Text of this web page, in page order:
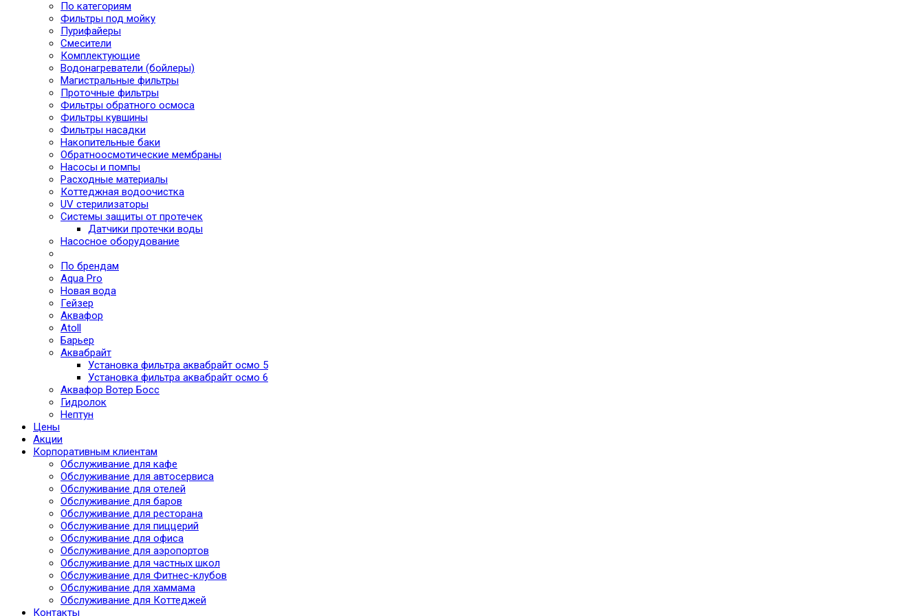
По категориям
Фильтры под мойку
Пурифайеры
Смесители
Комплектующие
Водонагреватели (бойлеры)
Магистральные фильтры
Проточные фильтры
Фильтры обратного осмоса
Фильтры кувшины
Фильтры насадки
Накопительные баки
Обратноосмотические мембраны
Насосы и помпы
Расходные материалы
Коттеджная водоочистка
UV стерилизаторы
Системы защиты от протечек
Датчики протечки воды
Насосное оборудование
По брендам
Aqua Pro
Новая вода
Гейзер
Аквафор
Atoll
Барьер
Аквабрайт
Установка фильтра аквабрайт осмо 5
Установка фильтра аквабрайт осмо 6
Аквафор Вотер Босс
Гидролок
Нептун
Цены
Акции
Корпоративным клиентам
Обслуживание для кафе
Обслуживание для автосервиса
Обслуживание для отелей
Обслуживание для баров
Обслуживание для ресторана
Обслуживание для пиццерий
Обслуживание для офиса
Обслуживание для аэропортов
Обслуживание для частных школ
Обслуживание для Фитнес-клубов
Обслуживание для хаммама
Обслуживание для Коттеджей
Контакты